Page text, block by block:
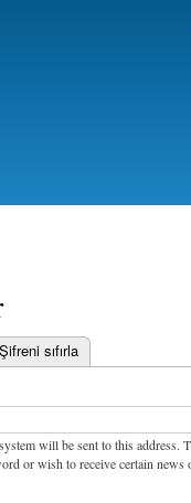
sekme)
Şifreni sıfırla
will be sent to this address.
or wish to receive certain